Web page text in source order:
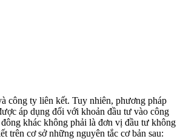
công ty liên kết. Tuy nhiên, phương pháp
áp dụng đối với khoản đầu tư vào công
khác không phải là đơn vị đầu tư không
trên cơ sở những nguyên tắc cơ bản sau: